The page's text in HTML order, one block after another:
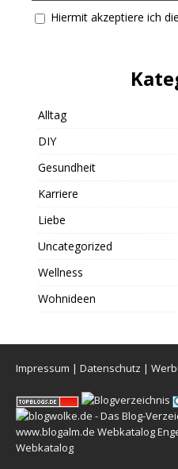
Hiermit akzeptiere ich
Alltag
DIY
Gesundheit
Karriere
Liebe
Uncategorized
Wellness
Wohnideen
Impressum | Datenschutz |
www.blogalm.de Webkatalog
Webkatalog